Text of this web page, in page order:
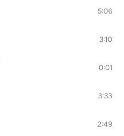
5:06
3:10
0:01
3:33
2:49